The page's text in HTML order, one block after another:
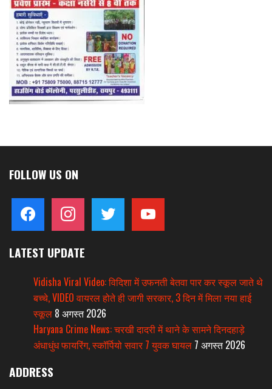
FOLLOW US ON
facebook instagram twitter youtube
LATEST UPDATE
Vidisha Viral Video: विदिशा में उफनती बेतवा पार कर स्कूल जाते थे
बच्चे, VIDEO वायरल होते ही जागी सरकार, 3 दिन में मिला नया हाई
स्कूल 8 अगस्त 2026
Haryana Crime News: चरखी दादरी में थाने के सामने दिनदहाड़े
अंधाधुंध फायरिंग, स्कॉर्पियो सवार 7 युवक घायल 7 अगस्त 2026
ADDRESS